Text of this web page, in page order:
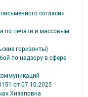
согласия
по печати и массовым
горизонты)
по надзору в сфере
от 07.10.2025
Хизаповна